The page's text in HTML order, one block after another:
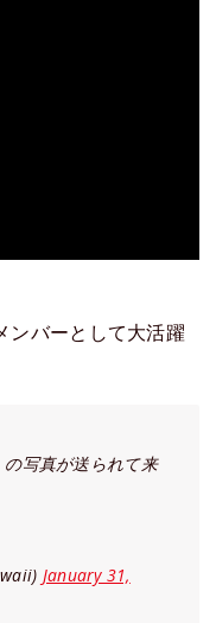
ンバーとして大活躍
写真が送られて来
January 31,